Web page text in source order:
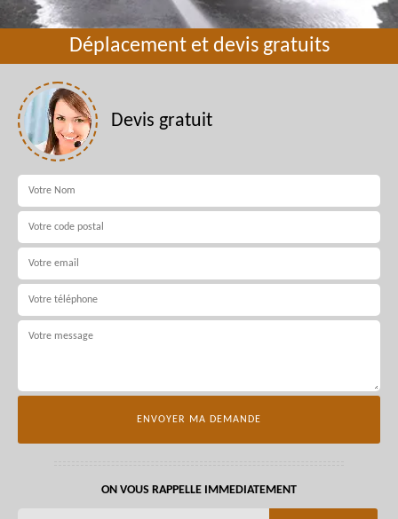
Déplacement et devis gratuits
Devis gratuit
ON VOUS RAPPELLE IMMEDIATEMENT